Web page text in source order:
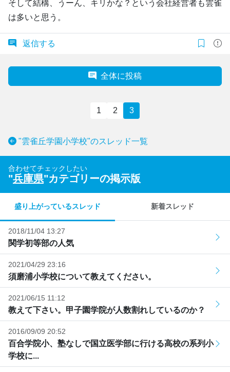
そして結構、うーん、キリかな？という会社経営者も雲雀
は多いと思う。
返信する
全体に投稿
1 2 3
"雲雀丘学園小学校"のスレッド一覧
合わせてチェックしたい
"兵庫県"カテゴリーの掲示版
盛り上がっているスレッド 新着スレッド
2018/11/04 13:27
関学初等部の人気
2021/04/29 23:16
須磨浦小学校について教えてください。
2021/06/15 11:12
教えて下さい。甲子園学院が人数割れしているのか？
2016/09/09 20:52
百合学院小、塾なしで国立医学部に行ける高校の系列小
学校に...